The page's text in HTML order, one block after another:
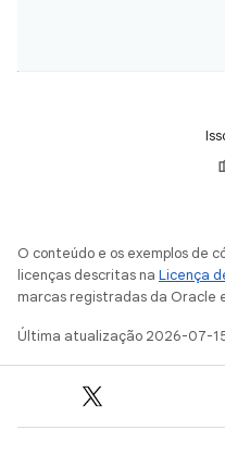
O conteúdo e os exemplos de
licenças descritas na Licença
marcas registradas da Oracle
Última atualização 2026-07-